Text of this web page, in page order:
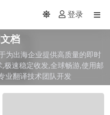
登录
档
为出海企业提供高质量的即时
极速稳定收发,全球畅游,使用邮
业翻译技术团队开发